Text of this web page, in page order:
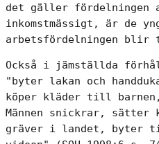
det gäller fördelningen
inkomstmässigt, är de
arbetsfördelningen blir
Också i jämställda
"byter lakan och
köper kläder till
Männen snickrar,
gräver i landet, byter